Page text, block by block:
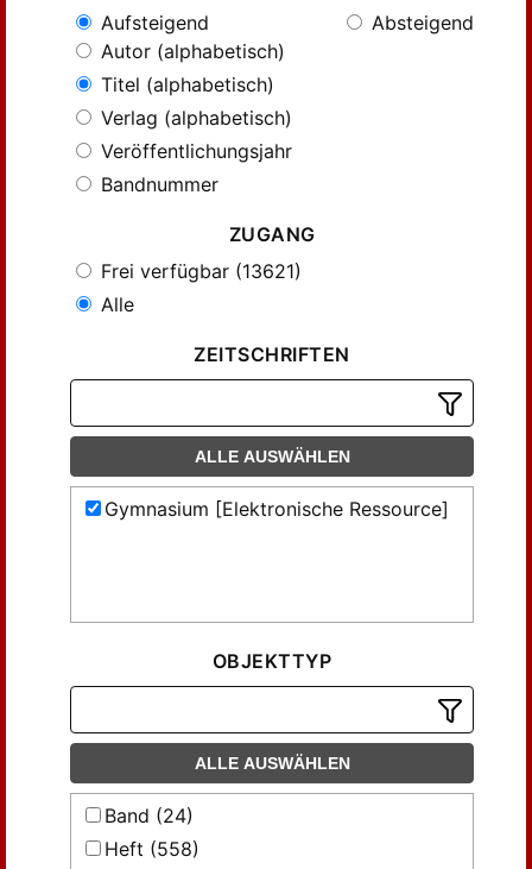
Aufsteigend
Absteigend
Autor (alphabetisch)
Titel (alphabetisch)
Verlag (alphabetisch)
Veröffentlichungsjahr
Bandnummer
ZUGANG
Frei verfügbar (13621)
Alle
ZEITSCHRIFTEN
ALLE AUSWÄHLEN
Gymnasium [Elektronische Ressource]
OBJEKTTYP
ALLE AUSWÄHLEN
Band (24)
Heft (558)